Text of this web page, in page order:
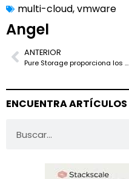
multi-cloud,vmware
Angel
ANTERIOR
­­­Pure Storage proporciona los mayores avances en rendimiento, eficiencia y seguridad con la última generación de FlashArray//X y FlashArray//C
ENCUENTRA ARTÍCULOS